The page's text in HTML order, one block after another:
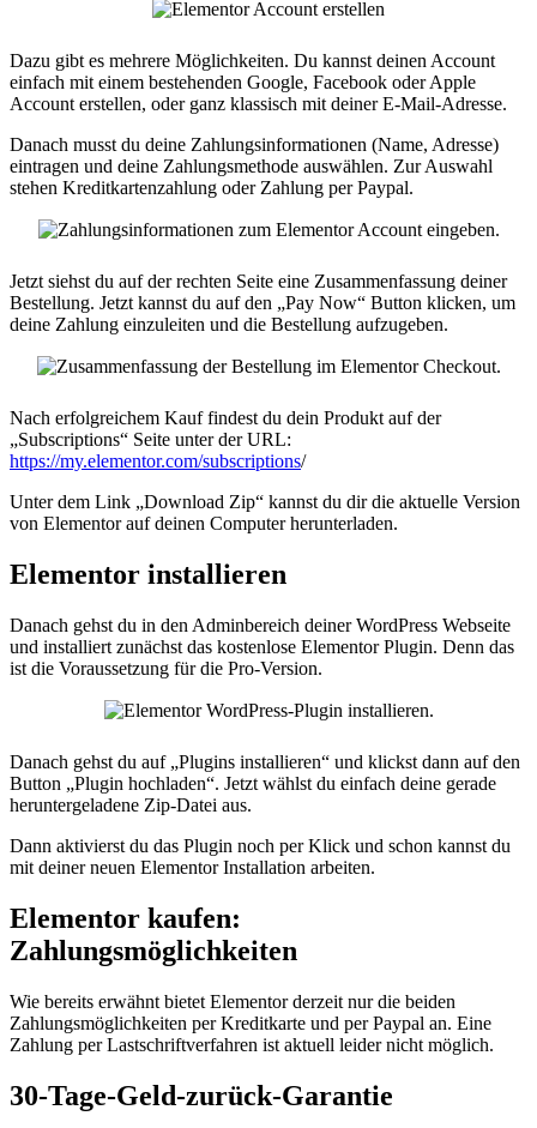
Dazu gibt es mehrere Möglichkeiten. Du kannst deinen Account
einfach mit einem bestehenden Google, Facebook oder Apple
Account erstellen, oder ganz klassisch mit deiner E-Mail-Adresse.
Danach musst du deine Zahlungsinformationen (Name, Adresse)
eintragen und deine Zahlungsmethode auswählen. Zur Auswahl
stehen Kreditkartenzahlung oder Zahlung per Paypal.
Jetzt siehst du auf der rechten Seite eine Zusammenfassung deiner
Bestellung. Jetzt kannst du auf den „Pay Now“ Button klicken, um
deine Zahlung einzuleiten und die Bestellung aufzugeben.
Nach erfolgreichem Kauf findest du dein Produkt auf der
„Subscriptions“ Seite unter der URL:
https://my.elementor.com/subscriptions/
Unter dem Link „Download Zip“ kannst du dir die aktuelle Version
von Elementor auf deinen Computer herunterladen.
Elementor installieren
Danach gehst du in den Adminbereich deiner WordPress Webseite
und installiert zunächst das kostenlose Elementor Plugin. Denn das
ist die Voraussetzung für die Pro-Version.
Danach gehst du auf „Plugins installieren“ und klickst dann auf den
Button „Plugin hochladen“. Jetzt wählst du einfach deine gerade
heruntergeladene Zip-Datei aus.
Dann aktivierst du das Plugin noch per Klick und schon kannst du
mit deiner neuen Elementor Installation arbeiten.
Elementor kaufen:
Zahlungsmöglichkeiten
Wie bereits erwähnt bietet Elementor derzeit nur die beiden
Zahlungsmöglichkeiten per Kreditkarte und per Paypal an. Eine
Zahlung per Lastschriftverfahren ist aktuell leider nicht möglich.
30-Tage-Geld-zurück-Garantie